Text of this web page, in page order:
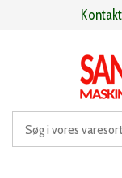
Sandby